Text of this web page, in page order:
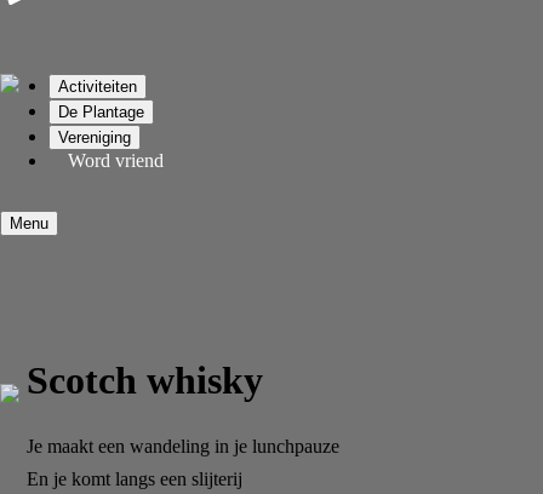
Activiteiten
De Plantage
Vereniging
Word vriend
Menu
Scotch whisky
Je maakt een wandeling in je lunchpauze
En je komt langs een slijterij